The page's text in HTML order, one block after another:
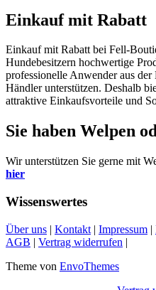
Einkauf mit Rabatt
Einkauf mit Rabatt bei Fell-
Hundebesitzern hochwertige
professionelle Anwender aus
Händler unterstützen. Deshalb
attraktive Einkaufsvorteile und
Sie haben Welpen
Wir unterstützen Sie gerne mit
hier
Wissenswertes
Über uns | Kontakt | Impressum |
AGB | Vertrag widerrufen |
Theme von EnvoThemes